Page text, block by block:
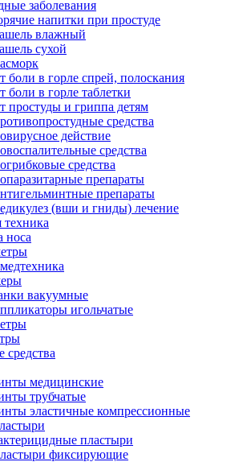
заболевания
напитки при простуде
влажный
сухой
боли в горле спрей, полоскания
боли в горле таблетки
простуды и гриппа детям
средства
действие
средства
средства
препараты
препараты
(вши и гниды) лечение
носа
вакуумные
игольчатые
средства
медицинские
трубчатые
эластичные компрессионные
пластыри
фиксирующие